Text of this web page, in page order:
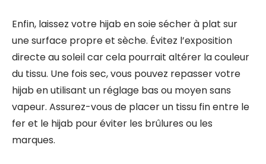
Enfin, laissez votre hijab en soie sécher à plat sur
une surface propre et sèche. Évitez l’exposition
directe au soleil car cela pourrait altérer la couleur
du tissu. Une fois sec, vous pouvez repasser votre
hijab en utilisant un réglage bas ou moyen sans
vapeur. Assurez-vous de placer un tissu fin entre le
fer et le hijab pour éviter les brûlures ou les
marques.